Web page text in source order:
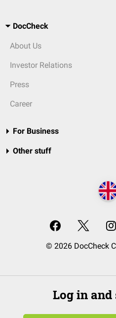
DocCheck
About Us
Investor Relations
Press
Career
For Business
Other stuff
© 2026 DocCheck
Log in and